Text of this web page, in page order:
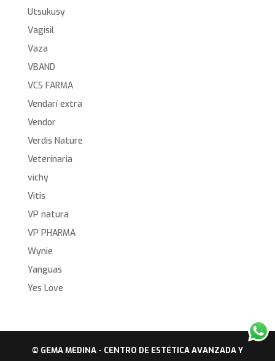
Utsukusy
Vagisil
Vaza
VBAND
VCS FARMA
Vendarí extra
Vendor
Verdis Nature
Veterinaria
vichy
Vitis
VP natura
VP PHARMA
Wynie
Yanguas
Yes Love
© GEMA MEDINA - CENTRO DE ESTÉTICA AVANZADA Y